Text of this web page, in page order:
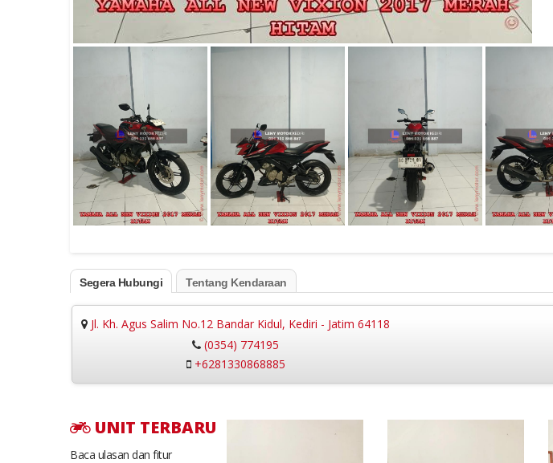
Segera Hubungi Tentang Kendaraan
Jl. Kh. Agus Salim No.12 Bandar Kidul, Kediri - Jatim 64118
(0354) 774195
+6281330868885
UNIT TERBARU
Baca ulasan dan fitur